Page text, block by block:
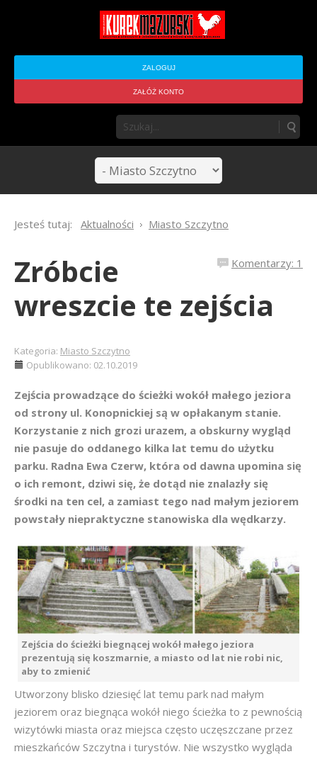
ZALOGUJ
ZAŁÓŻ KONTO
Jesteś tutaj: Aktualności Miasto Szczytno
Komentarzy: 1
Zróbcie
wreszcie te zejścia
Kategoria: Miasto Szczytno
Opublikowano: 02.10.2019
Zejścia prowadzące do ścieżki wokół małego jeziora
od strony ul. Konopnickiej są w opłakanym stanie.
Korzystanie z nich grozi urazem, a obskurny wygląd
nie pasuje do oddanego kilka lat temu do użytku
parku. Radna Ewa Czerw, która od dawna upomina się
o ich remont, dziwi się, że dotąd nie znalazły się
środki na ten cel, a zamiast tego nad małym jeziorem
powstały niepraktyczne stanowiska dla wędkarzy.
Zejścia do ścieżki biegnącej wokół małego jeziora
prezentują się koszmarnie, a miasto od lat nie robi nic,
aby to zmienić
Utworzony blisko dziesięć lat temu park nad małym
jeziorem oraz biegnąca wokół niego ścieżka to z pewnością
wizytówki miasta oraz miejsca często uczęszczane przez
mieszkańców Szczytna i turystów. Nie wszystko wygląda